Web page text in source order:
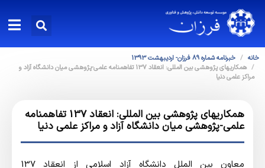
خانه
خبرنامه شماره 89 فرزان- اردیبهشت 1393
همکاریهای پژوهشی بین المللی: انعقاد 137 تفاهمنامه علمی-پژوهشی میان دانشگاه آزاد و
مراکز علمی دنیا
همکاریهای پژوهشی بین المللی: انعقاد 137 تفاهمنامه
علمی-پژوهشی میان دانشگاه آزاد و مراکز علمی دنیا
معاون بین الملل دانشگاه آزاد اسلامی از انعقاد 137